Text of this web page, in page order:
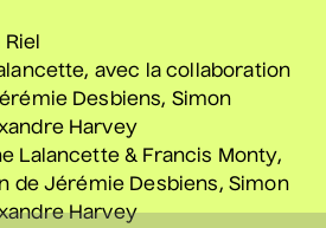
de danse
2026• 19 h 30
culturelle Momo
avec la collaboration
Desbiens, Simon
Harvey
Lalancette & Francis Monty,
de Jérémie Desbiens, Simon
Harvey